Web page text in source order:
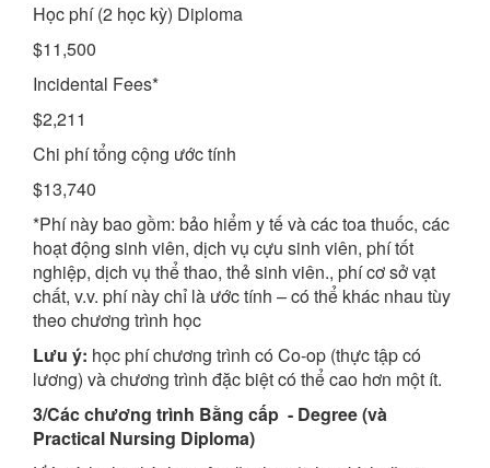
Học phí (2 học kỳ) Diploma
$11,500
Incidental Fees*
$2,211
Chi phí tổng cộng ước tính
$13,740
*Phí này bao gồm: bảo hiểm y tế và các toa thuốc, các
hoạt động sinh viên, dịch vụ cựu sinh viên, phí tốt
nghiệp, dịch vụ thể thao, thẻ sinh viên., phí cơ sở vạt
chất, v.v. phí này chỉ là ước tính – có thể khác nhau tùy
theo chương trình học
Lưu ý: học phí chương trình có Co-op (thực tập có
lương) và chương trình đặc biệt có thể cao hơn một ít.
3/Các chương trình Bằng cấp - Degree (và
Practical Nursing Diploma)